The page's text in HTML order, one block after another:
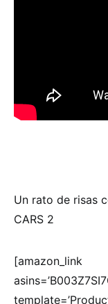
Un rato de risas
CARS 2
[amazon_link